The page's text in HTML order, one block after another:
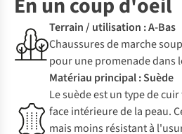
En un coup d'oeil
Terrain / utilisation : A-Bas
Chaussures de marche
pour une promenade dans
Matériau principal : Suède
Le suède est un type de
face intérieure de la peau.
mais moins résistant à